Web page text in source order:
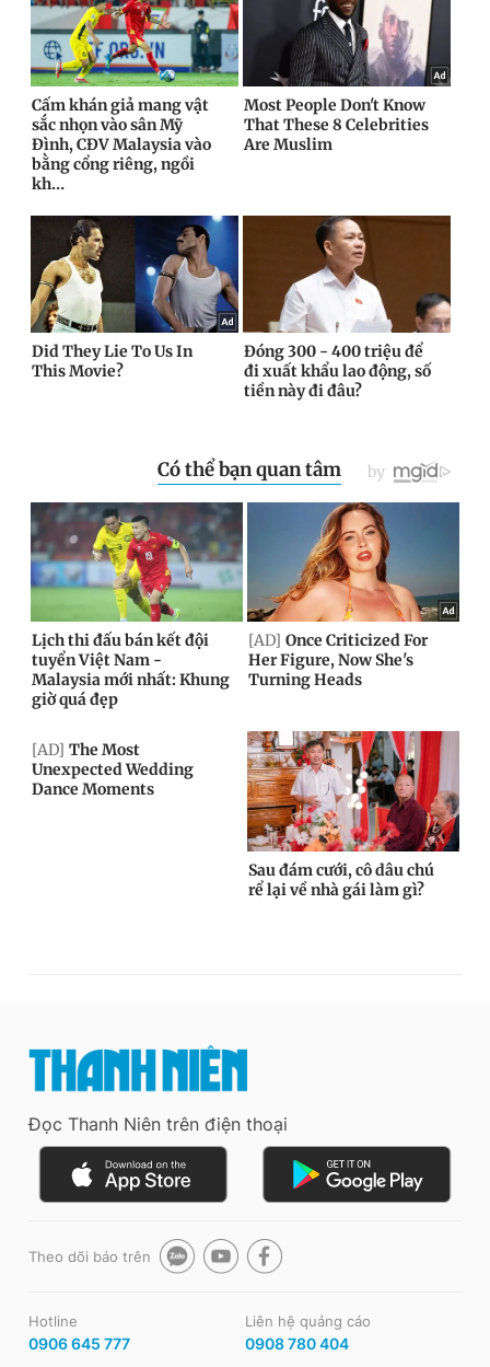
Đọc Thanh Niên trên điện thoại
Theo dõi báo trên
Hotline
0906 645 777
Liên hệ quảng cáo
0908 780 404